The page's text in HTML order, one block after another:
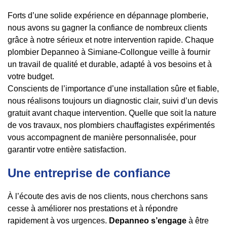
Forts d’une solide expérience en dépannage plomberie,
nous avons su gagner la confiance de nombreux clients
grâce à notre sérieux et notre intervention rapide. Chaque
plombier Depanneo à Simiane-Collongue veille à fournir
un travail de qualité et durable, adapté à vos besoins et à
votre budget.
Conscients de l’importance d’une installation sûre et fiable,
nous réalisons toujours un diagnostic clair, suivi d’un devis
gratuit avant chaque intervention. Quelle que soit la nature
de vos travaux, nos plombiers chauffagistes expérimentés
vous accompagnent de manière personnalisée, pour
garantir votre entière satisfaction.
Une entreprise de confiance
À l’écoute des avis de nos clients, nous cherchons sans
cesse à améliorer nos prestations et à répondre
rapidement à vos urgences. Depanneo s’engage à être